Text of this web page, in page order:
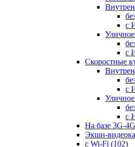
с
с
Скоростные
с
с
На базе 3G-
Экшн-
с Wi-Fi (102)